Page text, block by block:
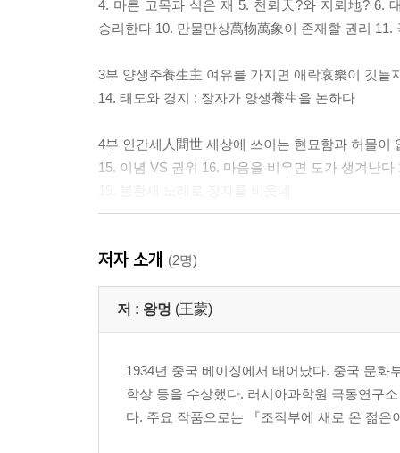
4. 마른 고목과 식은 재 5. 천뢰天?와 지뢰地? 6.
승리한다 10. 만물만상萬物萬象이 존재할 권리
3부 양생주養生主 여유를 가지면 애락哀樂이 깃들
14. 태도와 경지 : 장자가 양생養生을 논하다
4부 인간세人間世 세상에 쓰이는 현묘함과 허물이
15. 이념 VS 권위 16. 마음을 비우면 도가 생겨난
20. 『장자』와 『홍루몽』 21. 지인至人의 완벽함
6부 대종사大宗師 좌망坐忘과 통달의 자신감과 쓴
7부 응제왕應帝王 주체성, 염담恬淡, 심장深藏, 변
27. 주제가 없는 치국 28. 혼돈의 오묘한 깨달음
저자 소개 (2명)
저 : 왕멍 (王蒙)
1934년 중국 베이징에서 태어났다. 중국 문
학상 등을 수상했다. 러시아과학원 극동연구
다. 주요 작품으로는 『조직부에 새로 온 젊은